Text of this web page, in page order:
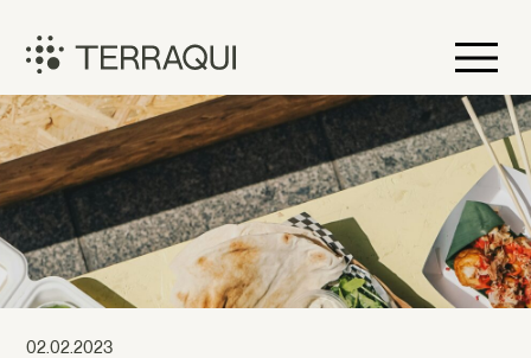
content
Terraqui
02.02.2023